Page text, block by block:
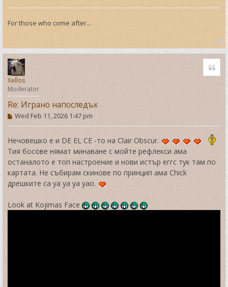
For those who come after...
T
o
p
Xellos
Moderator
Re: Играно напоследък
P
o
s
t
Wed Feb 11, 2026 1:47 pm
Нечовешко е и DE EL CE -то на Clair Obscur.
Тия босове нямат минаване с мойте рефлекси ама
останалото е топ настроение и нови истър еггс тук там по
картата. Не събирам скинове по принцип ама Chick
дрешките са уа уа уа уао.
Look at Kojimas Face